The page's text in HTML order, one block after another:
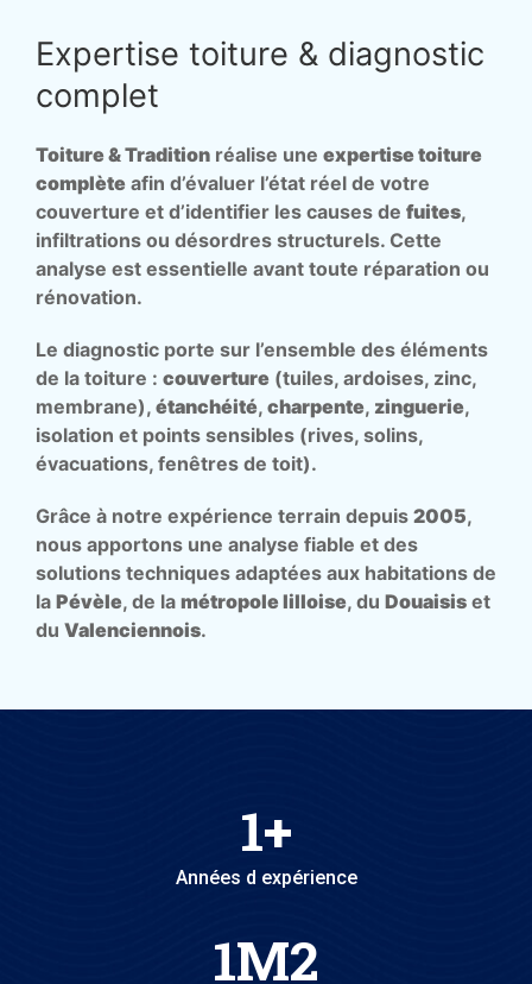
Expertise toiture & diagnostic
complet
Toiture & Tradition réalise une expertise toiture
complète afin d’évaluer l’état réel de votre
couverture et d’identifier les causes de fuites,
infiltrations ou désordres structurels. Cette
analyse est essentielle avant toute réparation ou
rénovation.
Le diagnostic porte sur l’ensemble des éléments
de la toiture : couverture (tuiles, ardoises, zinc,
membrane), étanchéité, charpente, zinguerie,
isolation et points sensibles (rives, solins,
évacuations, fenêtres de toit).
Grâce à notre expérience terrain depuis 2005,
nous apportons une analyse fiable et des
solutions techniques adaptées aux habitations de
la Pévèle, de la métropole lilloise, du Douaisis et
du Valenciennois.
1+
Années d expérience
1M2